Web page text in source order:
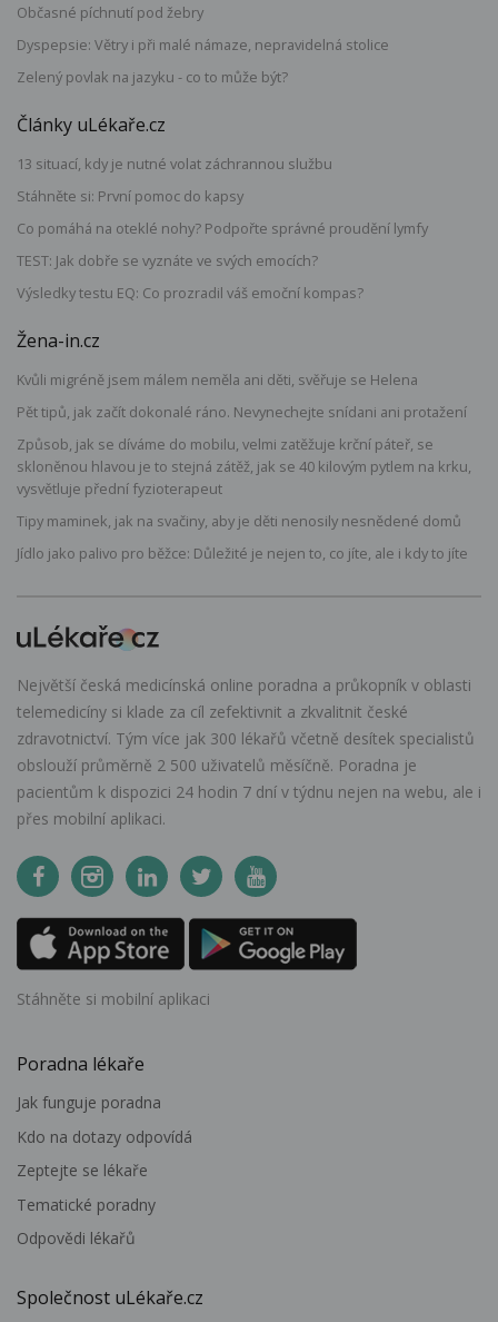
Občasné píchnutí pod žebry
Dyspepsie: Větry i při malé námaze, nepravidelná stolice
Zelený povlak na jazyku - co to může být?
Články uLékaře.cz
13 situací, kdy je nutné volat záchrannou službu
Stáhněte si: První pomoc do kapsy
Co pomáhá na oteklé nohy? Podpořte správné proudění lymfy
TEST: Jak dobře se vyznáte ve svých emocích?
Výsledky testu EQ: Co prozradil váš emoční kompas?
Žena-in.cz
Kvůli migréně jsem málem neměla ani děti, svěřuje se Helena
Pět tipů, jak začít dokonalé ráno. Nevynechejte snídani ani protažení
Způsob, jak se díváme do mobilu, velmi zatěžuje krční páteř, se
skloněnou hlavou je to stejná zátěž, jak se 40 kilovým pytlem na krku,
vysvětluje přední fyzioterapeut
Tipy maminek, jak na svačiny, aby je děti nenosily nesnědené domů
Jídlo jako palivo pro běžce: Důležité je nejen to, co jíte, ale i kdy to jíte
Největší česká medicínská online poradna a průkopník v oblasti
telemedicíny si klade za cíl zefektivnit a zkvalitnit české
zdravotnictví. Tým více jak 300 lékařů včetně desítek specialistů
obslouží průměrně 2 500 uživatelů měsíčně. Poradna je
pacientům k dispozici 24 hodin 7 dní v týdnu nejen na webu, ale i
přes mobilní aplikaci.
Stáhněte si mobilní aplikaci
Poradna lékaře
Jak funguje poradna
Kdo na dotazy odpovídá
Zeptejte se lékaře
Tematické poradny
Odpovědi lékařů
Společnost uLékaře.cz